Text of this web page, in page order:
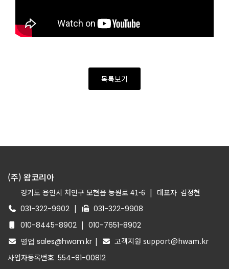
목록보기
(주) 왐코리아
경기도 용인시 처인구 모현읍 능원로 41-6 | 대표자 김정현
031-322-9902 |
031-322-9908
010-8445-8902 | 010-7651-8902
영업 sales@hwam.kr |
고객지원 support@hwam.kr
사업자등록번호 554-81-00812